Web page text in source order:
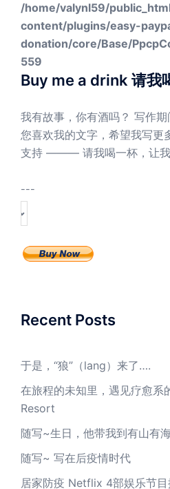
/home/valynl59/
content/plugins/easy-
donation/core/Base/
559
Buy me a drink 请我
我有故事，你有酒吗？ 写作
您喜欢我的文字，希望我写更
支持 ——— 请我喝一杯，让我
---
Recent Posts
于是，“狼”（lang）来了….
在旅程的未知里，遇见疗愈系
Resort
随写~生日，他带我到有山有
随写~ 写在后疫情时代
居家防疫 Netflix 4部娱乐节